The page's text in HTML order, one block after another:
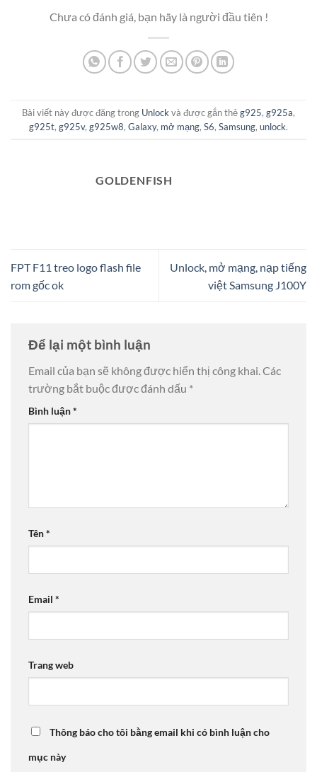
Chưa có đánh giá, bạn hãy là người đầu tiên !
Bài viết này được đăng trong Unlockvà được gắn thẻg925, g925a,
g925t, g925v, g925w8, Galaxy, mở mạng, S6, Samsung, unlock.
GOLDENFISH
FPT F11 treo logo flash file
rom gốc ok
Unlock, mở mạng, nạp tiếng
việt Samsung J100Y
Để lại một bình luận
Email của bạn sẽ không được hiển thị công khai.Các
trường bắt buộc được đánh dấu *
Bình luận*
Tên*
Email *
Trang web
Thông báo cho tôi bằng email khi có bình luận cho
mục này